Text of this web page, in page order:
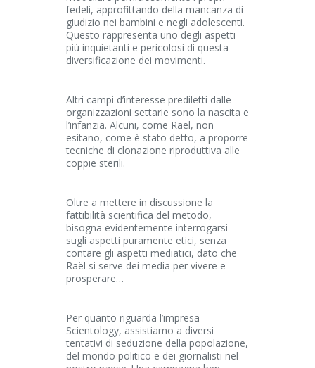
fedeli, approfittando della mancanza di
giudizio nei bambini e negli adolescenti.
Questo rappresenta uno degli aspetti
più inquietanti e pericolosi di questa
diversificazione dei movimenti.
Altri campi d’interesse prediletti dalle
organizzazioni settarie sono la nascita e
l’infanzia. Alcuni, come Raël, non
esitano, come è stato detto, a proporre
tecniche di clonazione riproduttiva alle
coppie sterili.
Oltre a mettere in discussione la
fattibilità scientifica del metodo,
bisogna evidentemente interrogarsi
sugli aspetti puramente etici, senza
contare gli aspetti mediatici, dato che
Raël si serve dei media per vivere e
prosperare…
Per quanto riguarda l’impresa
Scientology, assistiamo a diversi
tentativi di seduzione della popolazione,
del mondo politico e dei giornalisti nel